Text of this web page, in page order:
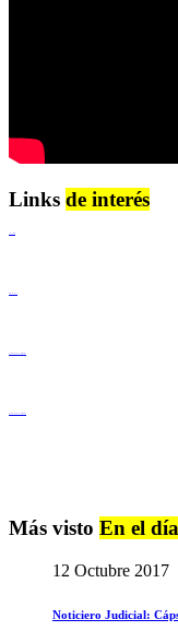
Links de interés
Más visto En el día
12 Octubre 2017
Noticiero Judicial: